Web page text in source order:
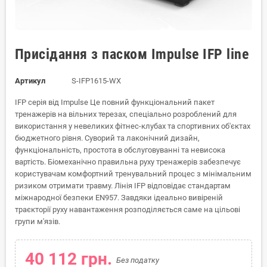
Присідання з паском Impulse IFP line
Артикул S-IFP1615-WX
IFP серія від Impulse Це повний функціональний пакет
тренажерів на вільних терезах, спеціально розроблений для
використання у невеликих фітнес-клубах та спортивних об'єктах
бюджетного рівня. Суворий та лаконічний дизайн,
функціональність, простота в обслуговуванні та невисока
вартість. Біомеханічно правильна руху тренажерів забезпечує
користувачам комфортний тренувальний процес з мінімальним
ризиком отримати травму. Лінія IFP відповідає стандартам
міжнародної безпеки EN957. Завдяки ідеально вивіреній
траєкторії руху навантаження розподіляється саме на цільові
групи м'язів.
40 112 грн. Без податку